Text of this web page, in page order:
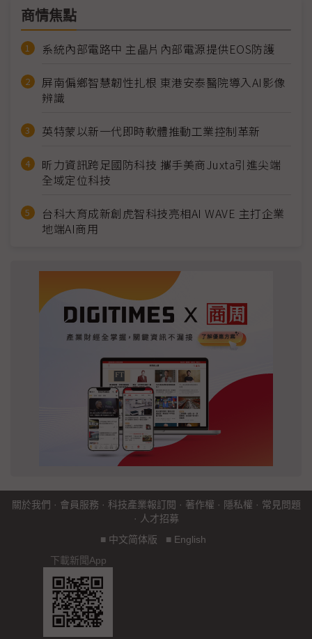
商情焦點
系統內部電路中 主晶片內部電源提供EOS防護
屏南偏鄉智慧韌性扎根 東港安泰醫院導入AI影像
辨識
英特蒙以新一代即時軟體推動工業控制革新
昕力資訊跨足國防科技 攜手美商Juxta引進尖端
全域定位科技
台科大育成新創虎智科技亮相AI WAVE 主打企業
地端AI商用
關於我們 · 會員服務 · 科技產業報訂閱 · 著作權 · 隱私權 · 常見問題
· 人才招募
■ 中文简体版 ■ English
下載新聞App